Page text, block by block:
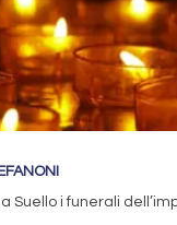
Suello i funerali